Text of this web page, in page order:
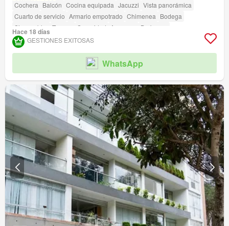
Cochera Balcón Cocina equipada Jacuzzi Vista panorámica
Cuarto de servicio Armario empotrado Chimenea Bodega
Sin amoblar
Terraza Seguridad Ascensor Barbacoa
Hace 18 días
GESTIONES EXITOSAS
WhatsApp